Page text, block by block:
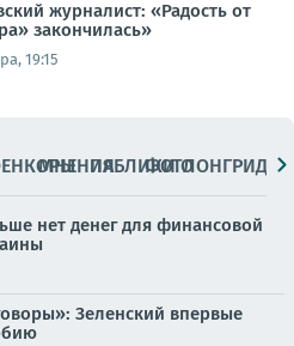
журналист: «Радость от
закончилась»
19:15
МНЕНИЯПАБЛИКИ
ФОТОЛОНГРИДЫ
нет денег для финансовой
Зеленский впервые